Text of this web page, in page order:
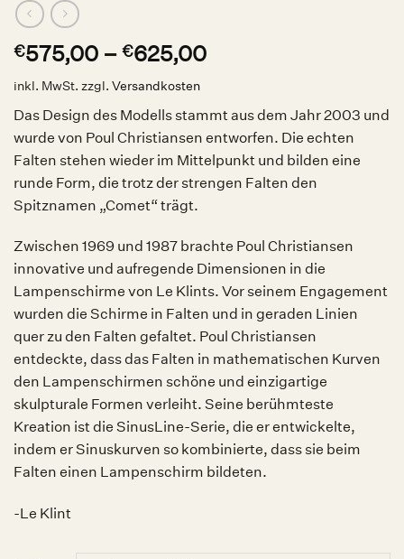
€575,00 – €625,00
inkl. MwSt. zzgl. Versandkosten
Das Design des Modells stammt aus dem Jahr 2003 und
wurde von Poul Christiansen entworfen. Die echten
Falten stehen wieder im Mittelpunkt und bilden eine
runde Form, die trotz der strengen Falten den
Spitznamen „Comet“ trägt.
Zwischen 1969 und 1987 brachte Poul Christiansen
innovative und aufregende Dimensionen in die
Lampenschirme von Le Klints. Vor seinem Engagement
wurden die Schirme in Falten und in geraden Linien
quer zu den Falten gefaltet. Poul Christiansen
entdeckte, dass das Falten in mathematischen Kurven
den Lampenschirmen schöne und einzigartige
skulpturale Formen verleiht. Seine berühmteste
Kreation ist die SinusLine-Serie, die er entwickelte,
indem er Sinuskurven so kombinierte, dass sie beim
Falten einen Lampenschirm bildeten.
-Le Klint